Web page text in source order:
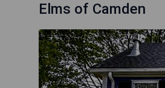
Elms of Camden